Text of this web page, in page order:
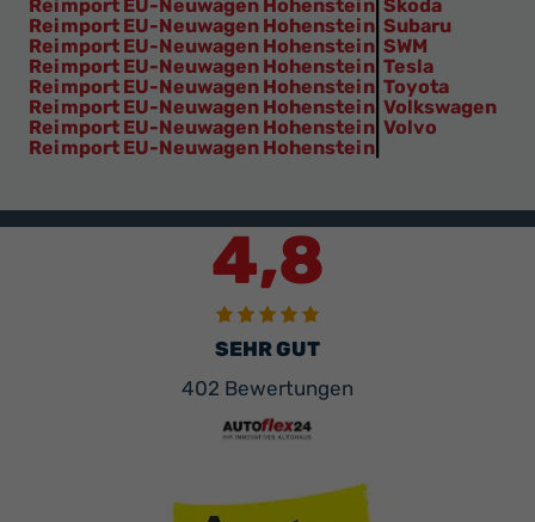
Reimport EU-Neuwagen Hohenstein Skoda
Reimport EU-Neuwagen Hohenstein Subaru
Reimport EU-Neuwagen Hohenstein SWM
Reimport EU-Neuwagen Hohenstein Tesla
Reimport EU-Neuwagen Hohenstein Toyota
Reimport EU-Neuwagen Hohenstein Volkswagen
Reimport EU-Neuwagen Hohenstein Volvo
Reimport EU-Neuwagen Hohenstein
4,8
SEHR GUT
402 Bewertungen